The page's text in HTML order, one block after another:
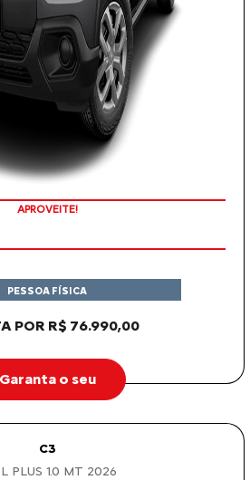
APROVEITE!
POR R$ 76.990,00
PESSOA FÍSICA
Garanta o seu
C3
PLUS 1.0 MT 2026